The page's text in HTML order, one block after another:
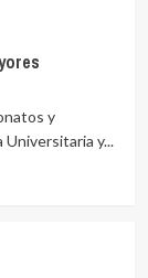
y
Universitaria y...